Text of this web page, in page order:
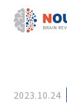
2023.10.24